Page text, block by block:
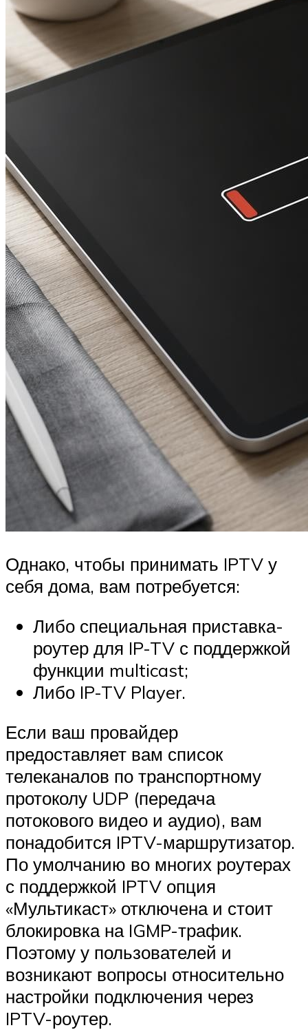
Однако, чтобы принимать IPTV у
себя дома, вам потребуется:
Либо специальная приставка-
роутер для IP-TV с поддержкой
функции multicast;
Либо IP-TV Player.
Если ваш провайдер
предоставляет вам список
телеканалов по транспортному
протоколу UDP (передача
потокового видео и аудио), вам
понадобится IPTV-маршрутизатор.
По умолчанию во многих роутерах
с поддержкой IPTV опция
«Мультикаст» отключена и стоит
блокировка на IGMP-трафик.
Поэтому у пользователей и
возникают вопросы относительно
настройки подключения через
IPTV-роутер.